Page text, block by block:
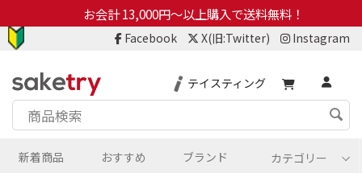
お会計 13,000円～以上購入で送料無料！
Facebook X(旧:Twitter) Instagram
テイスティング
カテゴリー
新着商品 おすすめ ブランド